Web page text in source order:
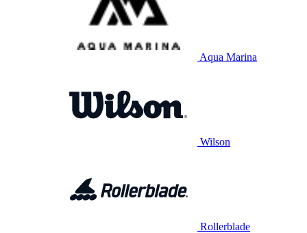
Aqua Marina
Wilson
Rollerblade